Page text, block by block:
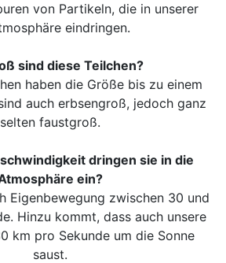
von Partikeln, die in unserer
eindringen.
sind diese Teilchen?
haben die Größe bis zu einem
auch erbsengroß, jedoch ganz
selten faustgroß.
dringen sie in die
ein?
Eigenbewegung zwischen 30 und
Hinzu kommt, dass auch unsere
km pro Sekunde um die Sonne
saust.